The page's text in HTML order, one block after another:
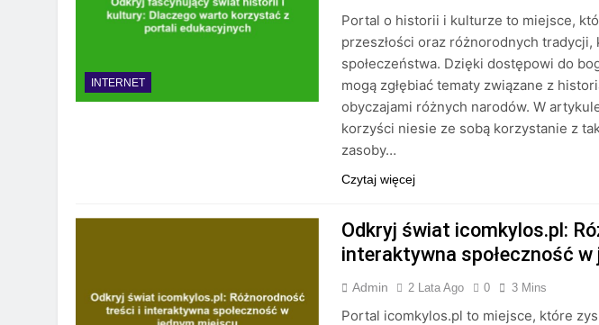
INTERNET
Portal o historii i kulturze to miejsce,
przeszłości oraz różnorodnych tradycji,
społeczeństwa. Dzięki dostępowi do
mogą zgłębiać tematy związane z
obyczajami różnych narodów. W
korzyści niesie ze sobą korzystanie z
zasoby…
Czytaj więcej
Odkryj świat icomkylos.pl:
interaktywna społeczność w
Admin 2 Lata Ago 0 3 Mins
Portal icomkylos.pl to miejsce, które